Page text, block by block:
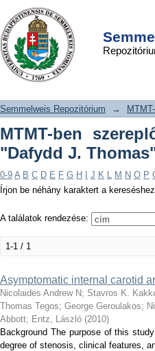
MTMT-ben
tallózása szerző
Thomas"
DSpace/Manakin Repository
Semmelweis Repozitórium →
MTMT-ben
"Dafydd J.
0-9 A B C D E F G H J K L M N O P
Írjon be néhány karaktert a
A találatok rendezése:
1-1 / 1
Asymptomatic internal carotid
Nicolaides Andrew N; Stavros K.
Thomas Tegos; George Geroulakos;
Abbott; Entz, László (2010)
Background The purpose of this
degree of stenosis, clinical features,